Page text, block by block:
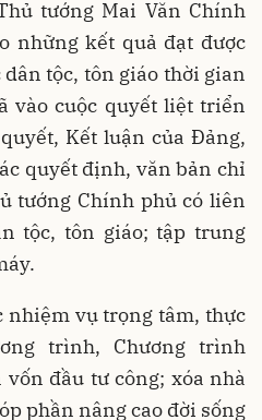
tướng Mai Văn Chính
những kết quả đạt được
tộc, tôn giáo thời gian
vào cuộc quyết liệt triển
Kết luận của Đảng,
quyết định, văn bản chỉ
tướng Chính phủ có liên
tộc, tôn giáo; tập trung
nhiệm vụ trọng tâm, thực
trình, Chương trình
đầu tư công; xóa nhà
phần nâng cao đời sống